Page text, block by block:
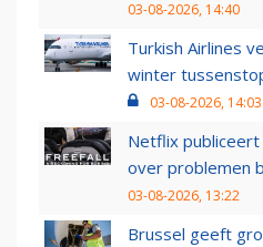
03-08-2026, 14:40
Turkish Airlines
winter
03-08-2026, 14:03
Netflix
over problemen
03-08-2026, 13:22
Brussel geeft